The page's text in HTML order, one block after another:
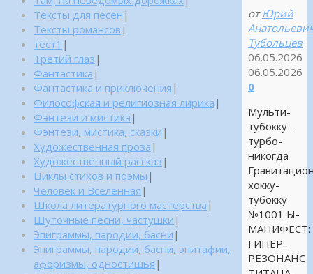
от Юрий
Тубольцев
06.05.2026
06.05.2026
0
Мульти-
тубокку –
турбо-
никогда
хокку-
тубокку
№1001 Ы-
МАНИФЕСТ:
ГИПЕР-
РЕЗОНАНС
Тексты для песен |
Тексты романсов |
тест1 |
Третий глаз |
Фантастика |
Фантастика и приключения |
Философская и религиозная лирика |
Фэнтези и мистика |
Фэнтези, мистика, сказки |
Художественная проза |
Художественный рассказ |
Циклы стихов и поэмы |
Человек и Вселенная |
Школа литературного мастерства |
Шуточные песни, частушки |
Эпиграммы, пародии, басни |
Эпиграммы, пародии, басни, эпитафии,
афоризмы, одностишья |